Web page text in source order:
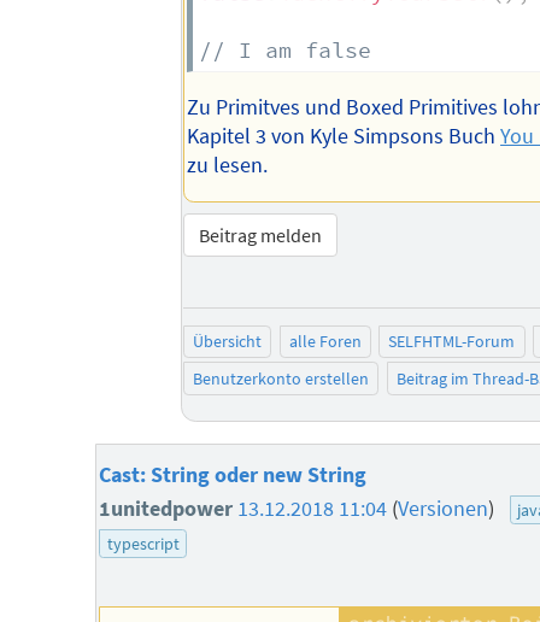
// I am false
Zu Primitves und Boxed Primitives
Kapitel 3 von Kyle Simpsons Buch
zu lesen.
Beitrag melden
Übersicht alle Foren
SELFHTML-Forum
Benutzerkonto erstellen
Beitrag im Thread-
Cast: String oder new String
1unitedpower 13.12.2018 11:04 (Versionen)
typescript